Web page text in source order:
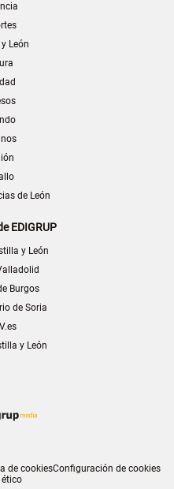
León
de León
EDIGRUP
y León
Burgos
de Soria
y León
de cookiesConfiguración de cookies